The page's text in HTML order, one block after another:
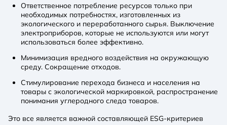
Ответственное потребление ресурсов только при
необходимых потребностях, изготовленных из
экологического и переработанного сырья. Выключение
электроприборов, которые не используются или могут
использоваться более эффективно.
Минимизация вредного воздействия на окружающую
среду. Сокращение отходов.
Стимулирование перехода бизнеса и населения на
товары с экологической маркировкой, распространение
понимания углеродного следа товаров.
Это все является важной составляющей ESG-критериев